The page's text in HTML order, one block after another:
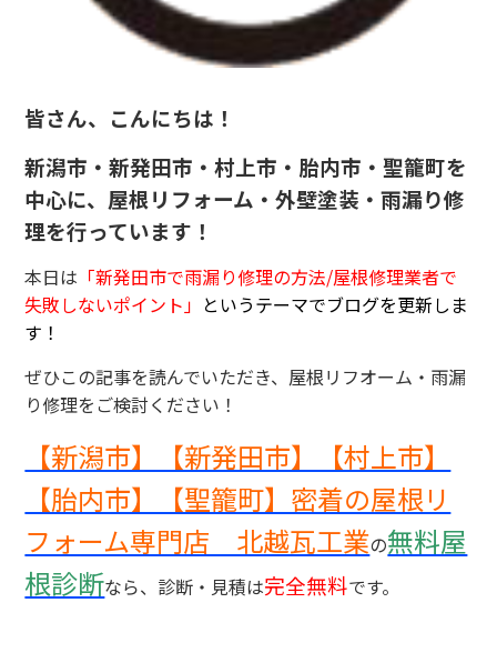
皆さん、こんにちは！
新潟市・新発田市・村上市・胎内市・聖籠町を
中心に、屋根リフォーム・外壁塗装・雨漏り修
理を行っています！
本日は 「新発田市で雨漏り修理の方法/屋根修理業者で
失敗しないポイント」 というテーマでブログを更新しま
す！
ぜひこの記事を読んでいただき、屋根リフオーム・雨漏
り修理をご検討ください！
【新潟市】【新発田市】【村上市】
【胎内市】【聖籠町】密着の屋根リ
フォーム専門店 北越瓦工業の無料屋
根診断なら、診断・見積は完全無料です。